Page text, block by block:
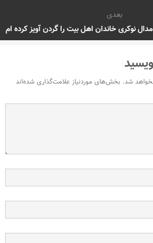
بعدی
نوکری خاندان اهل بیت را گردن آویز کرده ام
شد. بخش‌های موردنیاز علامت‌گذاری شده‌اند